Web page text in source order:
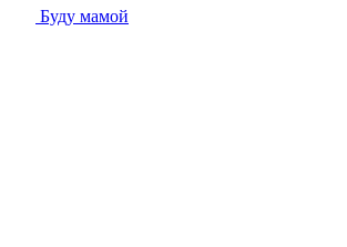
Буду мамой